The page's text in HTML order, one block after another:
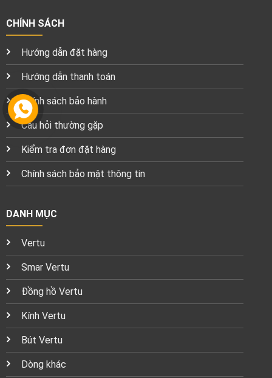
CHÍNH SÁCH
Hướng dẫn đặt hàng
Hướng dẫn thanh toán
Chính sách bảo hành
Câu hỏi thường gặp
Kiểm tra đơn đặt hàng
Chính sách bảo mật thông tin
DANH MỤC
Vertu
Smar Vertu
Đồng hồ Vertu
Kính Vertu
Bút Vertu
Dòng khác